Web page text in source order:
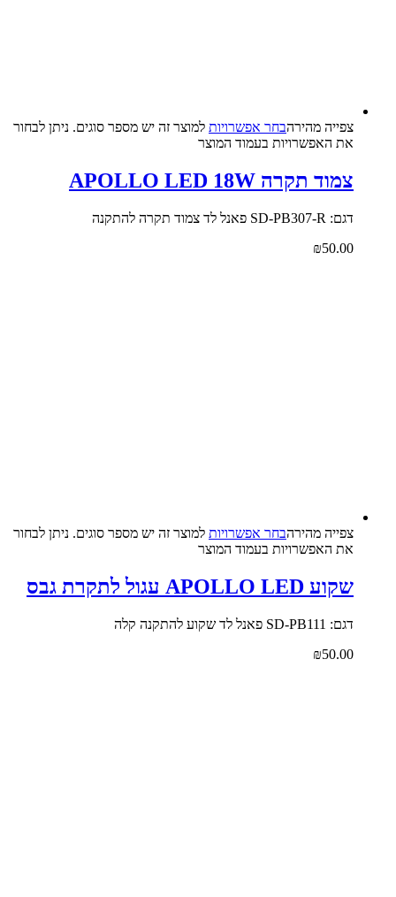
צפייה‬ ‫מהירה‬בחר אפשרויות למוצר זה יש מספר סוגים. ניתן לבחור
את האפשרויות בעמוד המוצר
צמוד תקרה APOLLO LED 18W
דגם: SD-PB307-R פאנל לד צמוד תקרה להתקנה
₪50.00
צפייה‬ ‫מהירה‬בחר אפשרויות למוצר זה יש מספר סוגים. ניתן לבחור
את האפשרויות בעמוד המוצר
שקוע APOLLO LED עגול לתקרת גבס
דגם: SD-PB111 פאנל לד שקוע להתקנה קלה
₪50.00